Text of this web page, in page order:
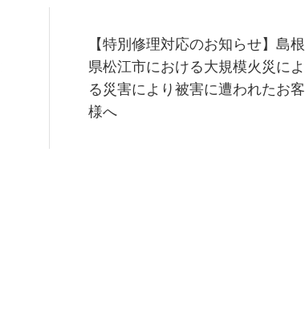
【特別修理対応のお知らせ】島根
県松江市における大規模火災によ
る災害により被害に遭われたお客
様へ